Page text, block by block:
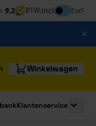
9,2 BTW:InclInclusief btw
Excl
Winkelwagen
Klantenservice